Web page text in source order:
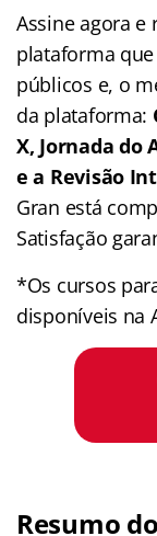
Assine agora e
plataforma
públicos e, o
da plataforma:
X, Jornada do
e a Revisão
Gran está
Satisfação
*Os cursos
disponíveis na
Resumo